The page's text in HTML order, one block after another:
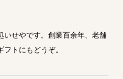
いせやです。創業百余年、老舗
トにもどうぞ。